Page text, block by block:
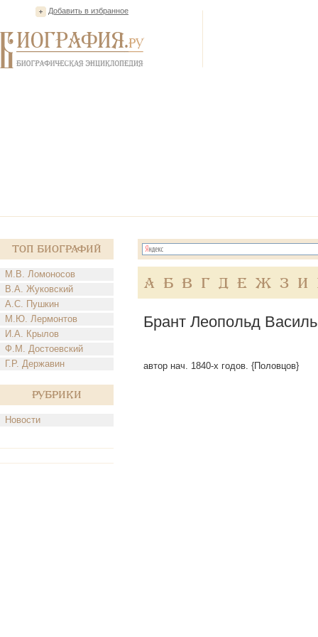
Добавить в избранное
Топ Биографий
М.В. Ломоносов
В.А. Жуковский
А.С. Пушкин
М.Ю. Лермонтов
И.А. Крылов
Ф.М. Достоевский
Г.Р. Державин
Рубрики
Новости
А Б В Г Д Е Ж З И
Брант Леопольд
автор нач. 1840-х годов. {Половцов}